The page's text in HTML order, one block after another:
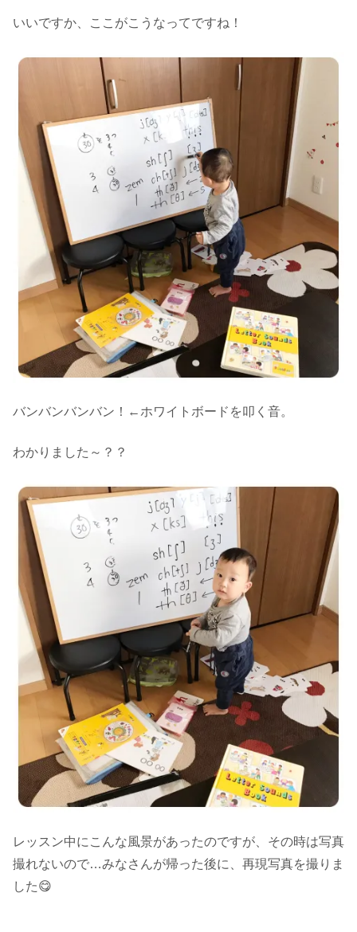
いいですか、ここがこうなってですね！
バンバンバンバン！←ホワイトボードを叩く音。
わかりました～？？
レッスン中にこんな風景があったのですが、その時は写真
撮れないので…みなさんが帰った後に、再現写真を撮りま
した😋